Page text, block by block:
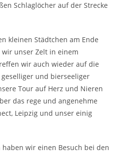
Schlaglöcher auf der Strecke
kleinen Städtchen am Ende
unser Zelt in einem
wir auch wieder auf die
und bierseeliger
Tour auf Herz und Nieren
das rege und angenehme
Leipzig und unser einig
wir einen Besuch bei den